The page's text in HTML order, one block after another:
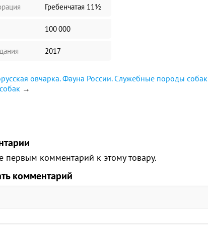
Гребенчатая 11½
100 000
2017
овчарка. Фауна России. Служебные породы собак
→
первым комментарий к этому товару.
комментарий